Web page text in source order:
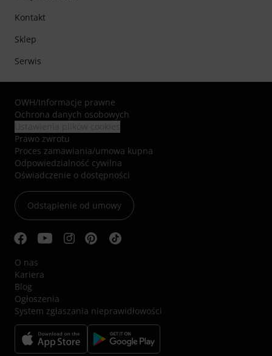
Kontakt
Sklep
Serwis
OWH/Informacje prawne
Ochrona danych osobowych
Prawo zwrotu
Proces zamawiania/umowa kupna
Odpowiedzialność cywilna
Oświadczenie o dostępności
Odstąpienie od umowy
O nas
Kariera
Blog
Ogłoszenia
System zgłaszania nieprawidłowości